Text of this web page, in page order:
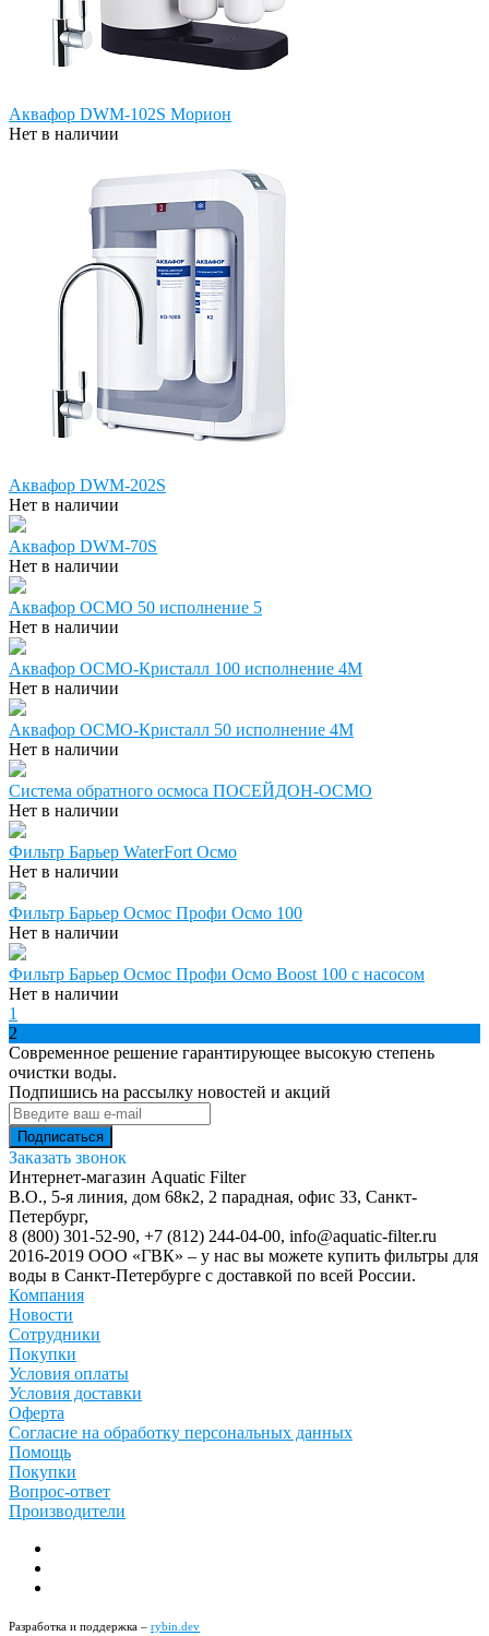
Аквафор DWM-102S Морион
Нет в наличии
Аквафор DWM-202S
Нет в наличии
Аквафор DWM-70S
Нет в наличии
Аквафор ОСМО 50 исполнение 5
Нет в наличии
Аквафор ОСМО-Кристалл 100 исполнение 4М
Нет в наличии
Аквафор ОСМО-Кристалл 50 исполнение 4М
Нет в наличии
Система обратного осмоса ПОСЕЙДОН-ОСМО
Нет в наличии
Фильтр Барьер WaterFort Осмо
Нет в наличии
Фильтр Барьер Осмос Профи Осмо 100
Нет в наличии
Фильтр Барьер Осмос Профи Осмо Boost 100 с насосом
Нет в наличии
1
2
Современное решение гарантирующее высокую степень
очистки воды.
Подпишись на рассылку новостей и акций
Заказать звонок
Интернет-магазин Aquatic Filter
В.О., 5-я линия, дом 68к2, 2 парадная, офис 33, Санкт-
Петербург,
8 (800) 301-52-90, +7 (812) 244-04-00, info@aquatic-filter.ru
2016-2019 ООО «ГВК» – у нас вы можете купить фильтры для
воды в Санкт-Петербурге с доставкой по всей России.
Компания
Новости
Сотрудники
Покупки
Условия оплаты
Условия доставки
Оферта
Согласие на обработку персональных данных
Помощь
Покупки
Вопрос-ответ
Производители
Разработка и поддержка – rybin.dev